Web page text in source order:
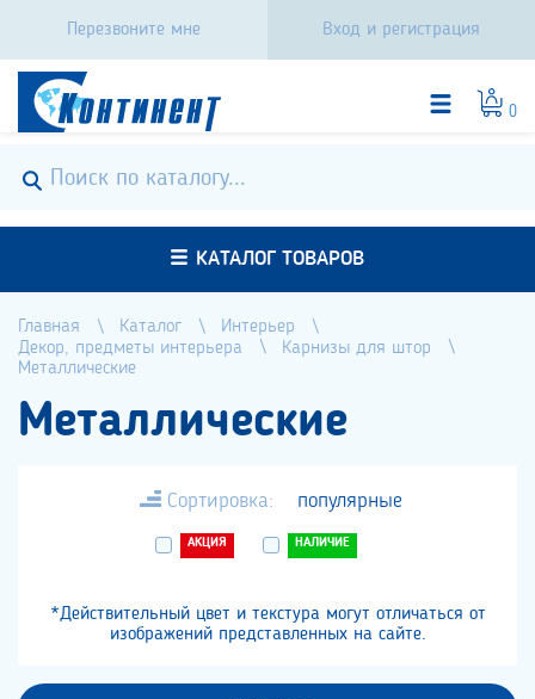
Перезвоните мне Вход и регистрация
0
КАТАЛОГ ТОВАРОВ
Главная Каталог
Интерьер
Декор, предметы интерьера
Карнизы для штор
Металлические
Металлические
Сортировка: популярные
АКЦИЯ НАЛИЧИЕ
*Действительный цвет и текстура могут отличаться от
изображений представленных на сайте.